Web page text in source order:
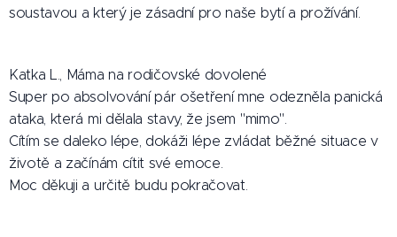
soustavou a který je zásadní pro naše bytí a prožívání.
Katka L., Máma na rodičovské dovolené
Super po absolvování pár ošetření mne odezněla panická
ataka, která mi dělala stavy, že jsem "mimo".
Cítím se daleko lépe, dokáži lépe zvládat běžné situace v
životě a začínám cítit své emoce.
Moc děkuji a určitě budu pokračovat.